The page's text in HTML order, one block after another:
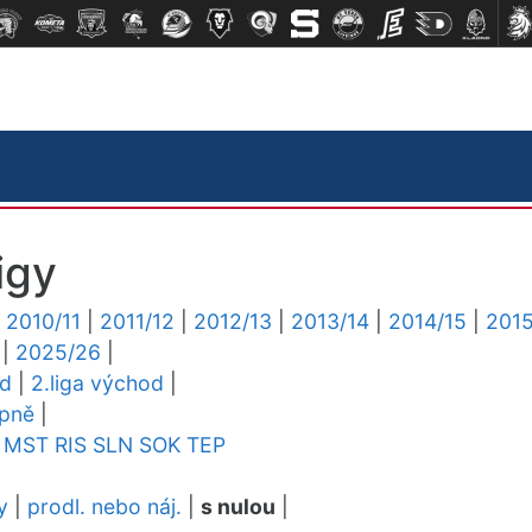
2010/11 2011/12 2012/13 2013/14 2014/15
2025/26
2.liga východ
MST RIS SLN SOK TEP
prodl. nebo náj. s nulou